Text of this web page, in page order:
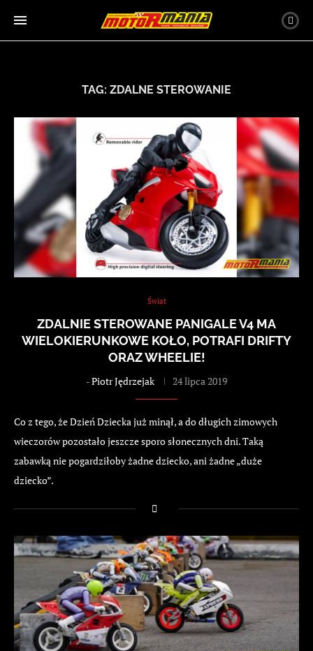
TAG: ZDALNE STEROWANIE
Świat
ZDALNIE STEROWANE PANIGALE V4 MA
WIELOKIERUNKOWE KOŁO, POTRAFI DRIFTY
ORAZ WHEELIE!
-Piotr Jędrzejak 24 lipca 2019
Co z tego, że Dzień Dziecka już minął, a do długich zimowych
wieczorów pozostało jeszcze sporo słonecznych dni. Taką
zabawką nie pogardziłoby żadne dziecko, ani żadne „duże
dziecko”.